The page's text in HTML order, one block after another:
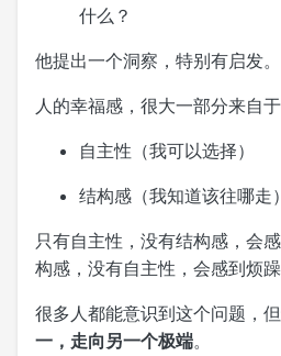
什么？
他提出一个洞察，特别有启发。
人的幸福感，很大一部分来自于
自主性（我可以选择）
结构感（我知道该往哪走）
只有自主性，没有结构感，会
构感，没有自主性，会感到烦躁
很多人都能意识到这个问题，但
一，走向另一个极端。